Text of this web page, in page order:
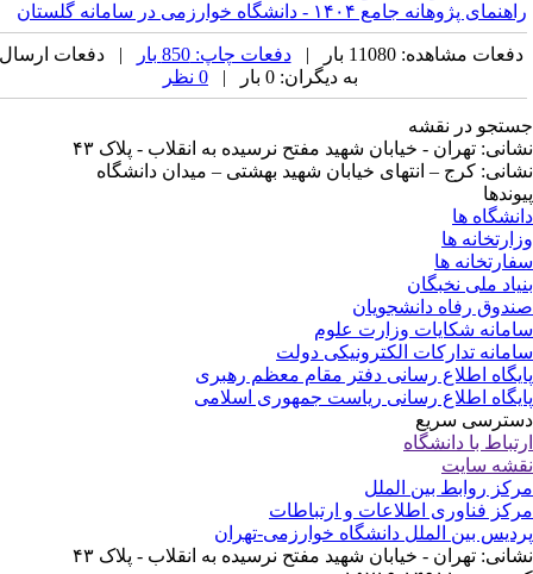
پژوهانه جامع ۱۴۰۴ - دانشگاه خوارزمی در سامانه گلستان
مشاهده: 11080 بار | دفعات چاپ: 850 بار
| دفعات ارسال
به دیگران: 0 بار |
در نقشه
تهران - خیابان شهید مفتح نرسیده به انقلاب - پلاک ۴۳
کرج – انتهای خیابان شهید بهشتی – میدان دانشگاه
ها
ها
ها
ملی نخبگان
رفاه دانشجویان
شکایات وزارت علوم
تدارکات الکترونیکی دولت
اطلاع رسانی دفتر مقام معظم رهبری
اطلاع رسانی ریاست جمهوری اسلامی
سریع
با دانشگاه
سایت
روابط بین الملل
فناوری اطلاعات و ارتباطات
بین الملل دانشگاه خوارزمی-تهران
تهران - خیابان شهید مفتح نرسیده به انقلاب - پلاک ۴۳